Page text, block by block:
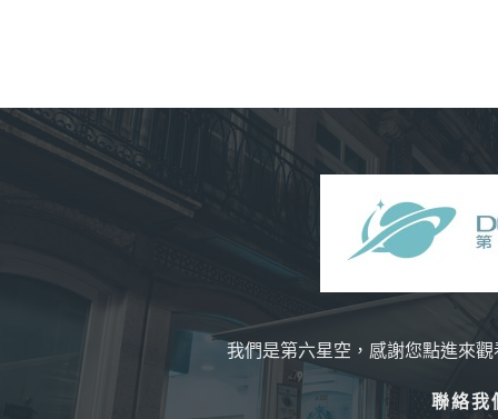
我們是第六星空，感謝您點進來
聯絡我